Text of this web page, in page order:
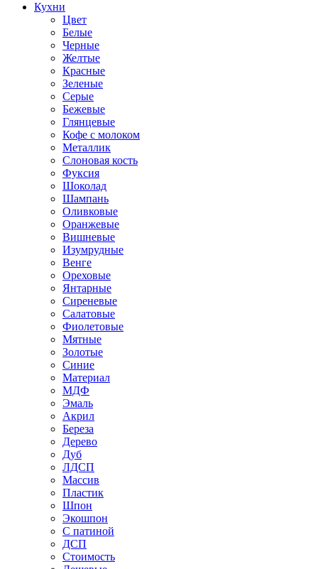
Кухни
Цвет
Белые
Черные
Желтые
Красные
Зеленые
Серые
Бежевые
Глянцевые
Кофе с молоком
Металлик
Слоновая кость
Фуксия
Шоколад
Шампань
Оливковые
Оранжевые
Вишневые
Изумрудные
Венге
Ореховые
Янтарные
Сиреневые
Салатовые
Фиолетовые
Мятные
Золотые
Синие
Материал
МДФ
Эмаль
Акрил
Береза
Дерево
Дуб
ЛДСП
Массив
Пластик
Шпон
Экошпон
С патиной
ДСП
Стоимость